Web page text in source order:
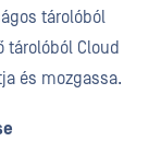
tárolóból
tárolóból Cloud
és mozgassa.